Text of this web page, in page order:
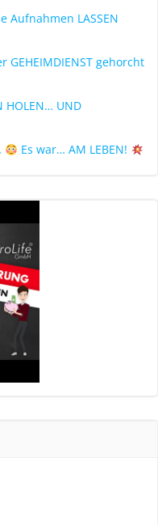
Aufnahmen LASSEN
GEHEIMDIENST gehorcht
HOLEN… UND
Es war… AM LEBEN!